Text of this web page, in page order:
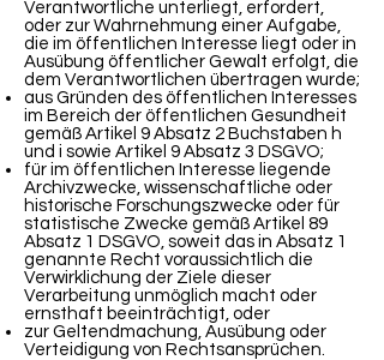
Verantwortliche unterliegt, erfordert,
oder zur Wahrnehmung einer Aufgabe,
die im öffentlichen Interesse liegt oder in
Ausübung öffentlicher Gewalt erfolgt, die
dem Verantwortlichen übertragen wurde;
aus Gründen des öffentlichen Interesses
im Bereich der öffentlichen Gesundheit
gemäß Artikel 9 Absatz 2 Buchstaben h
und i sowie Artikel 9 Absatz 3 DSGVO;
für im öffentlichen Interesse liegende
Archivzwecke, wissenschaftliche oder
historische Forschungszwecke oder für
statistische Zwecke gemäß Artikel 89
Absatz 1 DSGVO, soweit das in Absatz 1
genannte Recht voraussichtlich die
Verwirklichung der Ziele dieser
Verarbeitung unmöglich macht oder
ernsthaft beeinträchtigt, oder
zur Geltendmachung, Ausübung oder
Verteidigung von Rechtsansprüchen.